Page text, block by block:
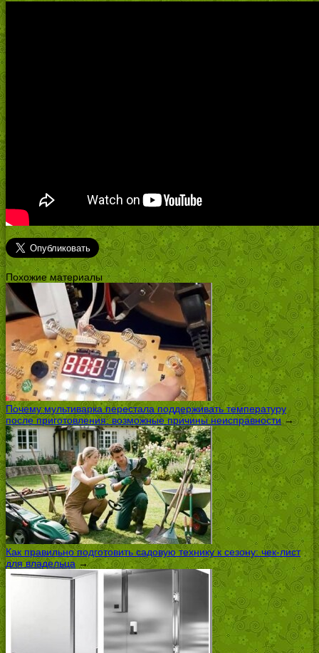
Похожие материалы
Почему мультиварка перестала поддерживать температуру
после приготовления: возможные причины неисправности→
Как правильно подготовить садовую технику к сезону: чек-лист
для владельца →